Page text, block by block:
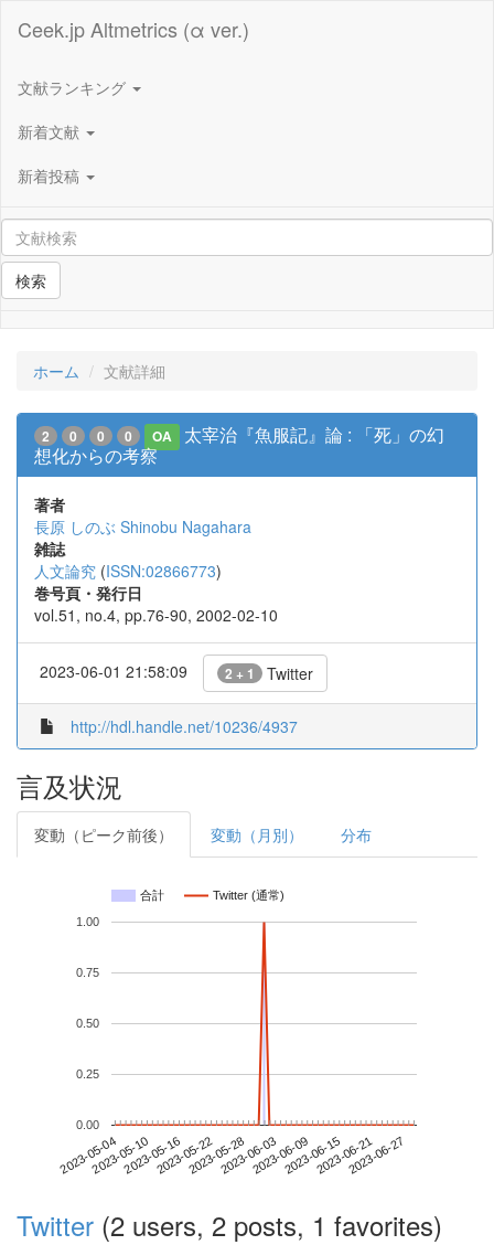
Ceek.jp Altmetrics (α ver.)
文献ランキング
新着文献
新着投稿
検索
ホーム 文献詳細
2 0 0 0 OA
太宰治『魚服記』論 : 「死」の幻
想化からの考察
著者
長原 しのぶ Shinobu Nagahara
雑誌
人文論究 (ISSN:02866773)
巻号頁・発行日
vol.51, no.4, pp.76-90, 2002-02-10
2023-06-01 21:58:09 2 + 1 Twitter
http://hdl.handle.net/10236/4937
言及状況
変動（ピーク前後） 変動（月別） 分布
合計 Twitter (通常)
2023-05-042023-05-102023-05-162023-05-222023-05-282023-06-032023-06-092023-06-152023-06-212023-06-27
0.00
0.25
0.50
0.75
1.00
Twitter (2 users, 2 posts, 1 favorites)